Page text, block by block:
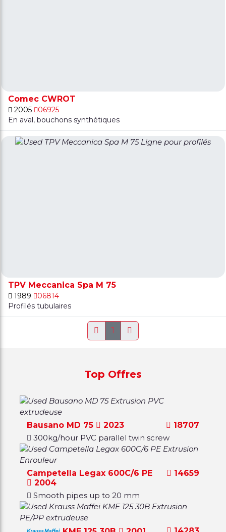
Comec CWROT
2005
06925
En aval, bouchons synthétiques
TPV Meccanica Spa M 75
1989
06814
Profilés tubulaires
1
Top Offres
Bausano MD 75 2023
18707
300kg/hour PVC parallel twin screw
Campetella Legax 600C/6 PE
2004
14659
Smooth pipes up to 20 mm